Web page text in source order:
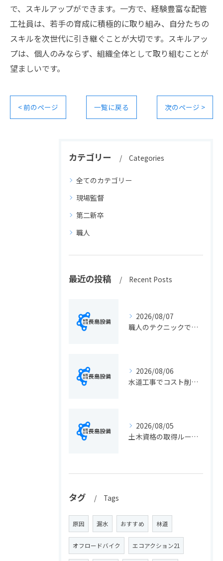
で、スキルアップができます。一方で、経験豊富な配管
工社員は、若手の育成に積極的に取り組み、自分たちの
スキルを次世代に引き継ぐことが大切です。スキルアッ
プは、個人のみならず、組織全体として取り組むことが
望ましいです。
< 前のページ 一覧に戻る 次のページ >
カテゴリー Categories
全てのカテゴリー
現場監督
第二新卒
職人
最近の投稿 Recent Posts
2026/08/07
職人のテクニックで出会う静岡県静岡市の伝統工芸と学びの魅力徹底解説
2026/08/06
水道工事でコスト削減を実現する静岡県静岡市の手続きと費用見直しポイント
2026/08/05
土木資格の取得ルートや静岡県静岡市でのキャリアアップ戦略を現実的に解説
タグ Tags
原因 漏水 おすすめ 林道
オフロードバイク エコアクション21